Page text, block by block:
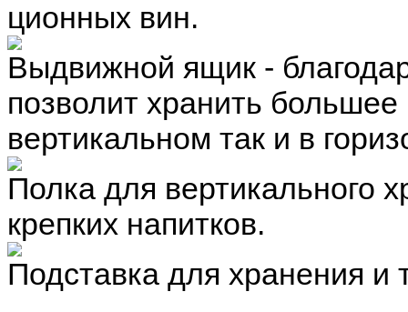
ционных вин.
Выдвижной ящик -
позволит хранить большее
вертикальном так и в
Полка для вертикального
крепких напитков.
Подставка для хранения и